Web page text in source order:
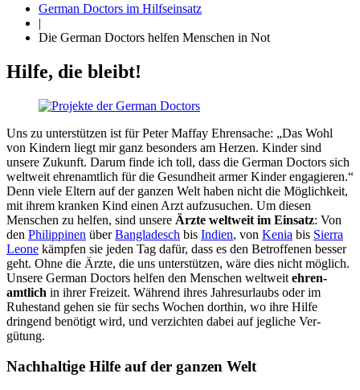
German Doctors im Hilfseinsatz
|
Die German Doctors helfen Menschen in Not
Hilfe, die bleibt!
Uns zu unter­stützen ist für Peter Maffay Ehren­sache: „Das Wohl
von Kindern liegt mir ganz be­sonders am Herzen. Kinder sind
unsere Zukunft. Darum finde ich toll, dass die German Doctors sich
weltweit ehren­amtlich für die Gesund­heit armer Kinder engagieren.“
Denn viele Eltern auf der ganzen Welt haben nicht die Möglich­keit,
mit ihrem kranken Kind einen Arzt auf­zusuchen. Um diesen
Menschen zu helfen, sind unsere Ärzte welt­weit im Einsatz: Von
den Philippinen überBangladesch bis Indien, von Kenia bis Sierra
Leone kämpfen sie jeden Tag dafür, dass es den Be­troffenen besser
geht. Ohne die Ärzte, die uns unter­stützen, wäre dies nicht möglich.
Unsere German Doctors helfen den Menschen welt­weit ehren­
amtlich in ihrer Frei­zeit. Während ihres Jahres­urlaubs oder im
Ruhe­stand gehen sie für sechs Wochen dort­hin, wo ihre Hilfe
dringend be­nötigt wird, und ver­zichten dabei auf jegliche Ver­
gütung.
Nach­haltige Hilfe auf der ganzen Welt